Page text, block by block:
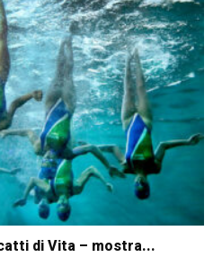
di Vita – mostra...